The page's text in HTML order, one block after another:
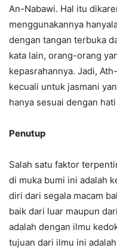
An-Nabawi. Hal itu
menggunakannya
dengan tangan terbuka
kata lain, orang-orang
kepasrahannya. Jadi,
kecuali untuk jasmani
hanya sesuai dengan
Penutup
Salah satu faktor
di muka bumi ini adalah
diri dari segala macam
baik dari luar maupun
adalah dengan ilmu
tujuan dari ilmu ini